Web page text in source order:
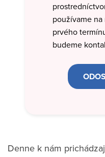
Denne k nám
používame
prvého
budeme